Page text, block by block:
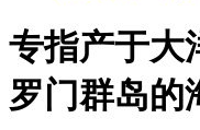
专指产于大
罗门群岛的